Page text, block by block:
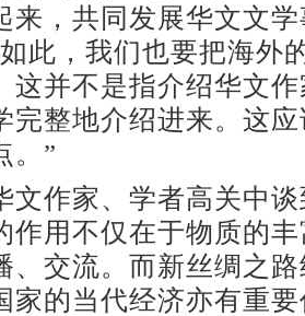
来，共同发展华文文
此，我们也要把海外
这并不是指介绍华文
完整地介绍进来。这
。”
作家、学者高关中谈
作用不仅在于物质的
、交流。而新丝绸之
家的当代经济亦有重